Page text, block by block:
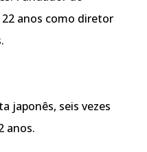
anos como diretor
japonês, seis vezes
anos.